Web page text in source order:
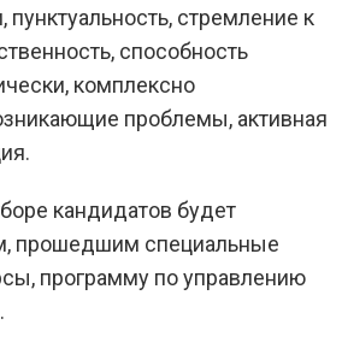
пунктуальность, стремление к
способность
комплексно
проблемы, активная
кандидатов будет
прошедшим специальные
программу по управлению